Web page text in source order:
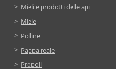
Mieli e prodotti delle api
Miele
Polline
Pappa reale
Propoli